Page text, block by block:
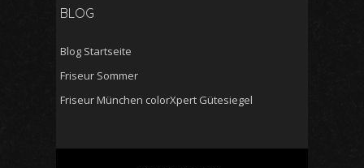
BLOG
Blog Startseite
Friseur Sommer
Friseur München colorXpert Gütesiegel